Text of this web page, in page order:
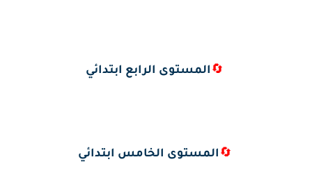
🔄 المستوى الرابع ابتدائي
🔄 المستوى الخامس ابتدائي